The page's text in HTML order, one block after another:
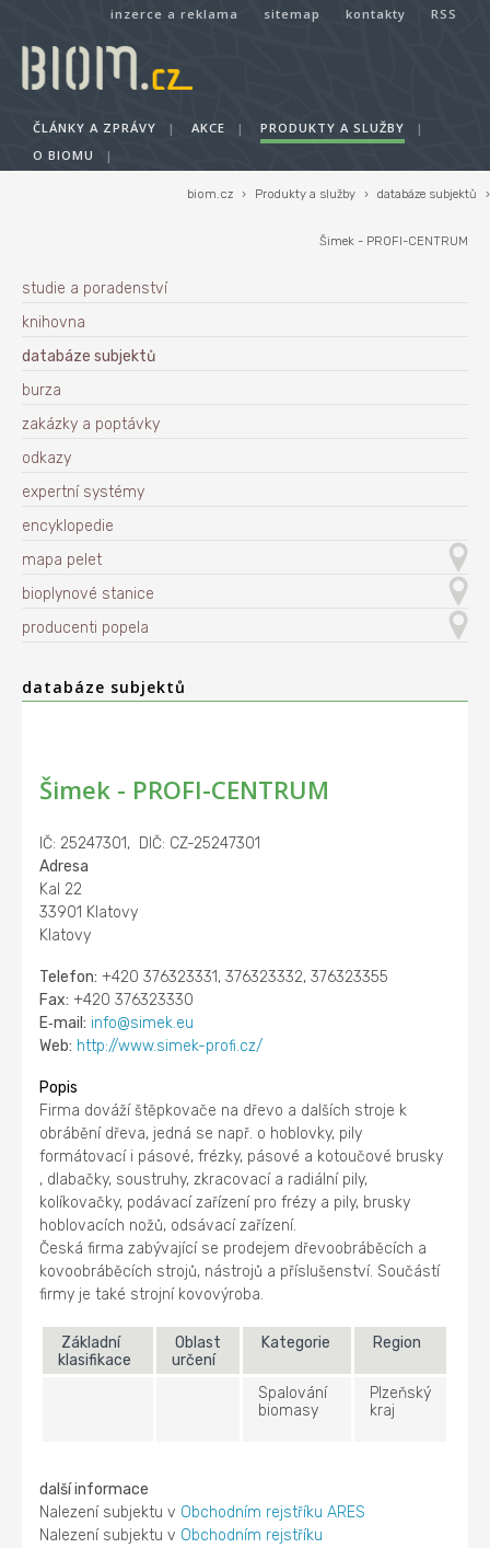
inzerce a reklama sitemap kontakty RSS
ČLÁNKY A ZPRÁVY | AKCE | PRODUKTY A SLUŽBY
|
O BIOMU
|
biom.cz › Produkty a služby › databáze subjektů ›
Šimek - PROFI-CENTRUM
studie a poradenství
knihovna
databáze subjektů
burza
zakázky a poptávky
odkazy
expertní systémy
encyklopedie
mapa pelet
bioplynové stanice
producenti popela
databáze subjektů
Šimek - PROFI-CENTRUM
IČ: 25247301, DIČ: CZ-25247301
Adresa
Kal 22
33901 Klatovy
Klatovy
Telefon: +420 376323331, 376323332, 376323355
Fax: +420 376323330
E‑mail: info@simek.eu
Web: http://www.simek-profi.cz/
Popis
Firma dováží štěpkovače na dřevo a dalších stroje k
obrábění dřeva, jedná se např. o hoblovky, pily
formátovací i pásové, frézky, pásové a kotoučové brusky
, dlabačky, soustruhy, zkracovací a radiální pily,
kolíkovačky, podávací zařízení pro frézy a pily, brusky
hoblovacích nožů, odsávací zařízení.
Česká firma zabývající se prodejem dřevoobráběcích a
kovoobráběcích strojů, nástrojů a příslušenství. Součástí
firmy je také strojní kovovýroba.
Základní
klasifikace
Oblast
určení
Kategorie Region
Spalování
biomasy
Plzeňský
kraj
další informace
Nalezení subjektu v Obchodním rejstříku ARES
Nalezení subjektu v Obchodním rejstříku